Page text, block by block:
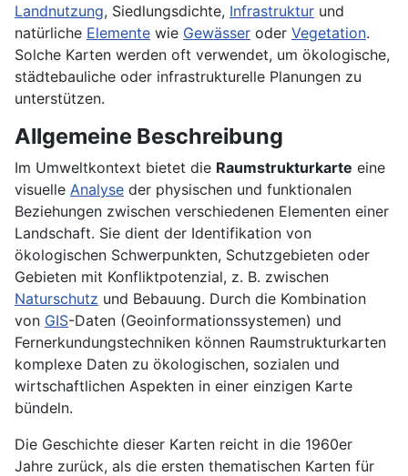
Landnutzung, Siedlungsdichte, Infrastruktur und
natürliche Elemente wie Gewässer oder Vegetation.
Solche Karten werden oft verwendet, um ökologische,
städtebauliche oder infrastrukturelle Planungen zu
unterstützen.
Allgemeine Beschreibung
Im Umweltkontext bietet die Raumstrukturkarte eine
visuelle Analyse der physischen und funktionalen
Beziehungen zwischen verschiedenen Elementen einer
Landschaft. Sie dient der Identifikation von
ökologischen Schwerpunkten, Schutzgebieten oder
Gebieten mit Konfliktpotenzial, z. B. zwischen
Naturschutz und Bebauung. Durch die Kombination
von GIS-Daten (Geoinformationssystemen) und
Fernerkundungstechniken können Raumstrukturkarten
komplexe Daten zu ökologischen, sozialen und
wirtschaftlichen Aspekten in einer einzigen Karte
bündeln.
Die Geschichte dieser Karten reicht in die 1960er
Jahre zurück, als die ersten thematischen Karten für